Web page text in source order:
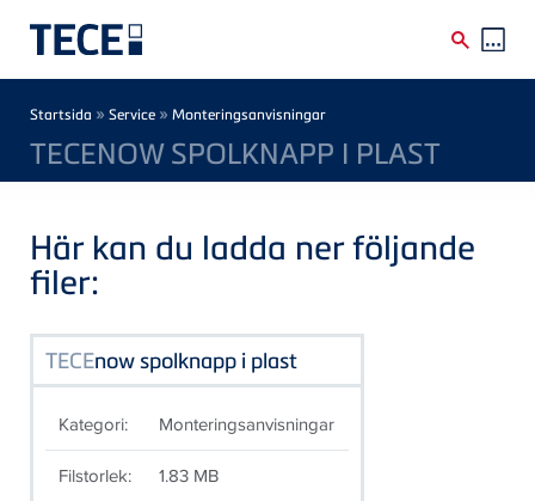
Breadcrumb
Startsida » Service » Monteringsanvisningar
TECENOW SPOLKNAPP I PLAST
Här kan du ladda ner följande
filer:
TECEnow spolknapp i plast
Kategori: Monteringsanvisningar
Filstorlek: 1.83 MB